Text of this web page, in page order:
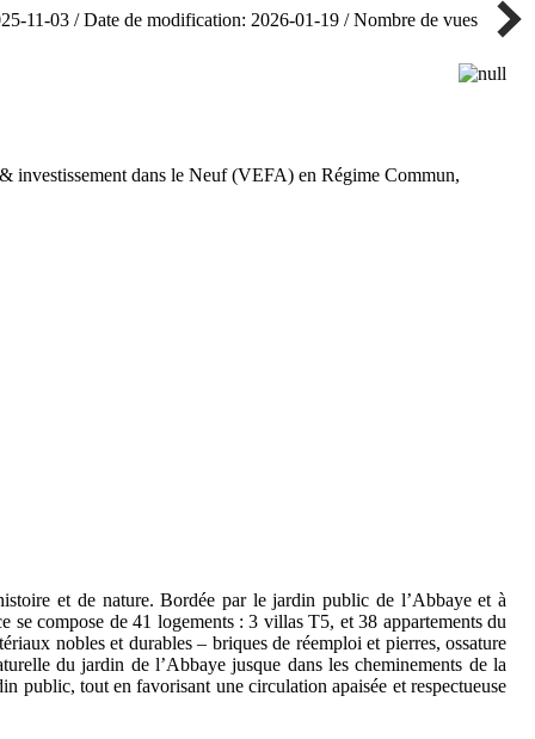
11-03 / Date de modification: 2026-01-19 / Nombre de vues: 32
investissement dans le Neuf (VEFA) en Régime Commun,
et de nature. Bordée par le jardin public de l’Abbaye et à
se compose de 41 logements : 3 villas T5, et 38 appartements du
nobles et durables – briques de réemploi et pierres, ossature
du jardin de l’Abbaye jusque dans les cheminements de la
public, tout en favorisant une circulation apaisée et respectueuse